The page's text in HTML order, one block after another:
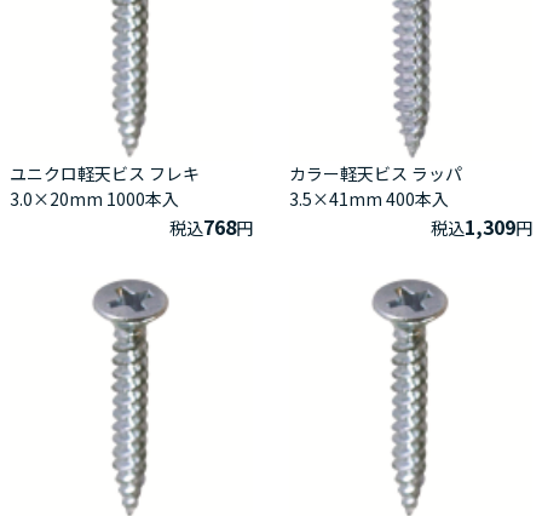
ユニクロ軽天ビス フレキ
3.0×20mm 1000本入
税込768円
カラー軽天ビス ラッパ
3.5×41mm 400本入
税込1,309円